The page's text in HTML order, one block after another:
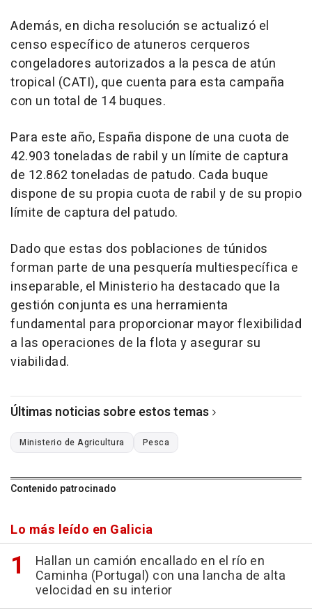
Además, en dicha resolución se actualizó el
censo específico de atuneros cerqueros
congeladores autorizados a la pesca de atún
tropical (CATI), que cuenta para esta campaña
con un total de 14 buques.
Para este año, España dispone de una cuota de
42.903 toneladas de rabil y un límite de captura
de 12.862 toneladas de patudo. Cada buque
dispone de su propia cuota de rabil y de su propio
límite de captura del patudo.
Dado que estas dos poblaciones de túnidos
forman parte de una pesquería multiespecífica e
inseparable, el Ministerio ha destacado que la
gestión conjunta es una herramienta
fundamental para proporcionar mayor flexibilidad
a las operaciones de la flota y asegurar su
viabilidad.
Últimas noticias sobre estos temas
Ministerio de Agricultura Pesca
Contenido patrocinado
Lo más leído en Galicia
Hallan un camión encallado en el río en
Caminha (Portugal) con una lancha de alta
velocidad en su interior